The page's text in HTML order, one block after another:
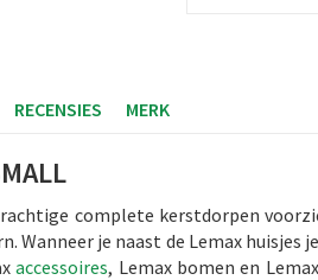
RECENSIES MERK
complete kerstdorpen
je naast de Lemax
accessoires, Lemax bomen en